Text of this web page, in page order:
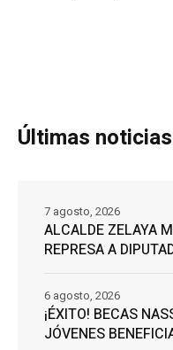
Últimas noticias
ALCALDE ZELAYA
REPRESA A
7 agosto, 2026
¡ÉXITO! BECAS
JÓVENES
6 agosto, 2026